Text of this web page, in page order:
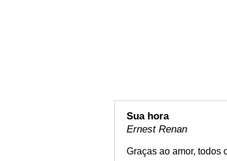
Sua hora
Ernest Renan
Graças ao amor, todos